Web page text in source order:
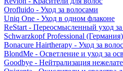
Orofluido - Уход за волосами
Uniq One - Уход в одном флаконе
ReStart - Переосмысленный уход
Schwarzkopf Professional (Германия)
Bonacure Hairtherapy - Уход за
BlondMe - Осветление и уход за
Goodbye - Нейтрализация